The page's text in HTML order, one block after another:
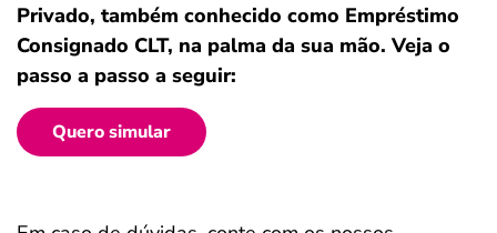
Privado, também conhecido como Empréstimo
Consignado CLT, na palma da sua mão. Veja o
passo a passo a seguir:
Quero simular